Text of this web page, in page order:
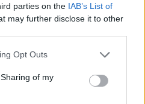
parties on the IAB’s List of
may further disclose it to other
Opt Outs
of my